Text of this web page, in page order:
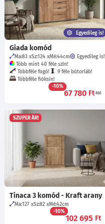
Egyedileg is!
Giada komód
Ma:83 Sz:124 Mé:44cm
Egyedileg is!
Több mint 40 féle szín!
Többféle fogó!
9 féle bútorláb!
Többféle fióksín!
-10%
67 780 Ft-tól
SZUPER ÁR!
Tinaca 3 komód - Kraft arany
Ma:127 Sz:82 Mé:42cm
-10%
102 695 Ft